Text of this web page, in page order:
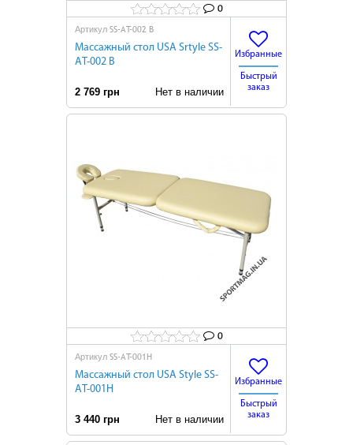
0
Артикул SS-АT-002 В
Массажный стол USA Srtyle SS-
АT-002 В
2 769 грн Нет в наличии
Избранные
Быстрый
заказ
0
Артикул SS-АT-001H
Массажный стол USA Style SS-
АT-001H
3 440 грн Нет в наличии
Избранные
Быстрый
заказ